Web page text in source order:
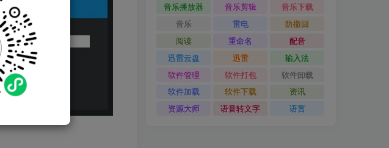
音乐播放器
音乐剪辑
音乐下载
音乐
雷电
防撤回
阅读
重命名
配音
迅雷云盘
迅雷
输入法
软件管理
软件打包
软件卸载
软件加载
软件下载
资讯
资源大师
语音转文字 语言